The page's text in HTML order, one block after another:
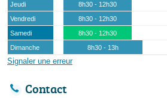
Jeudi
8h30 - 12h30
Vendredi
8h30 - 12h30
Samedi
8h30 - 12h30
Dimanche
8h30 - 13h
Signaler une erreur
Contact